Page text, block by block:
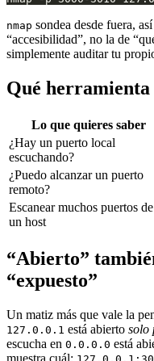
nmap sondea desde fuera,
“accesibilidad”, no la de
simplemente auditar tu
Qué
Lo que quieres saber
¿Hay un puerto local
escuchando?
¿Puedo alcanzar un puerto
remoto?
Escanear muchos puertos de
un host
“Abierto”
“expuesto”
Un matiz más que vale la
127.0.0.1 está abierto solo
escucha en 0.0.0.0 está
muestra cuál: